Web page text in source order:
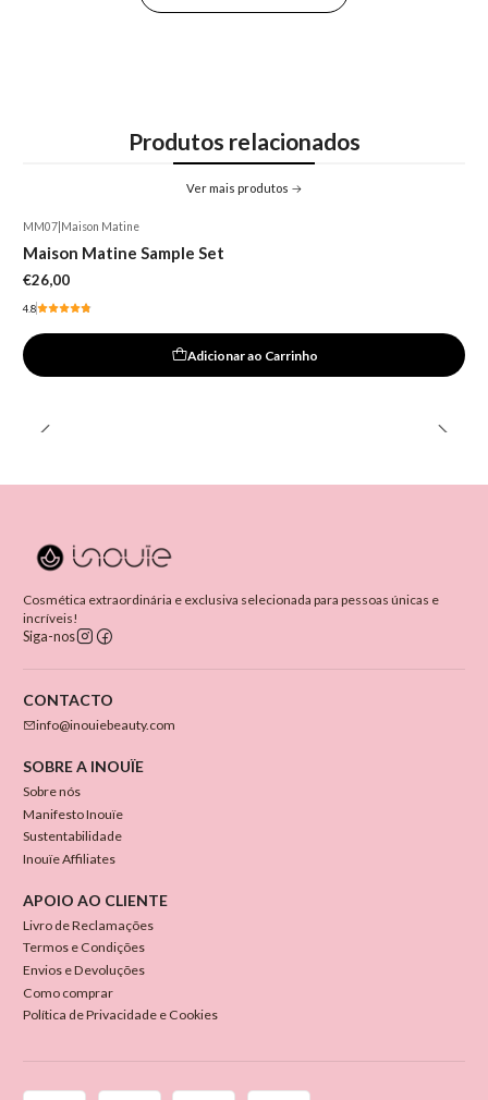
Produtos relacionados
Ver mais produtos
MM07 Maison Matine
Maison Matine Sample Set
€26,00
4.8
Adicionar ao Carrinho
Cosmética extraordinária e exclusiva selecionada para pessoas únicas e
incríveis!
Siga-nos
CONTACTO
info@inouiebeauty.com
SOBRE A INOUÏE
Sobre nós
Manifesto Inouïe
Sustentabilidade
Inouïe Affiliates
APOIO AO CLIENTE
Livro de Reclamações
Termos e Condições
Envios e Devoluções
Como comprar
Política de Privacidade e Cookies